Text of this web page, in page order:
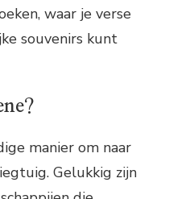
waar je verse
souvenirs kunt
manier om naar
Gelukkig zijn